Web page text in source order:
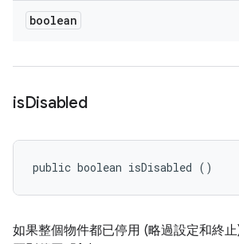
boolean
isDisabled
public boolean isDisabled ()
如果整個物件都已停用 (略過設定和終止